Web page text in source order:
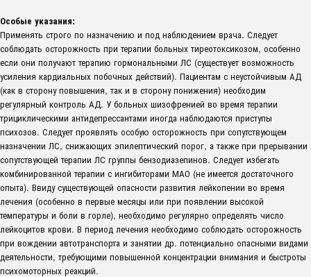
Особые указания:
Применять строго по назначению и под наблюдением врача. Следует
соблюдать осторожность при терапии больных тиреотоксикозом, особенно
если они получают терапию гормональными ЛС (существует возможность
усиления кардиальных побочных действий). Пациентам с неустойчивым АД
(как в сторону повышения, так и в сторону понижения) необходим
регулярный контроль АД. У больных шизофренией во время терапии
трициклическими антидепрессантами иногда наблюдаются приступы
психозов. Следует проявлять особую осторожность при сопутствующем
назначении ЛС, снижающих эпилептический порог, а также при прерывании
сопутствующей терапии ЛС группы бензодиазепинов. Следует избегать
комбинированной терапии с ингибиторами МАО (не имеется достаточного
опыта). Ввиду существующей опасности развития лейкопении во время
лечения (особенно в первые месяцы или при появлении высокой
температуры и боли в горле), необходимо регулярно определять число
лейкоцитов крови. В период лечения необходимо соблюдать осторожность
при вождении автотранспорта и занятии др. потенциально опасными видами
деятельности, требующими повышенной концентрации внимания и быстроты
психомоторных реакций.